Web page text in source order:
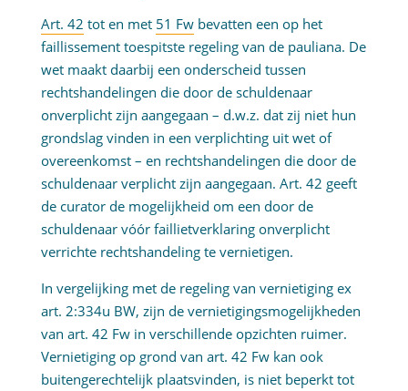
Art. 42 tot en met 51 Fwbevatten een op het
faillissement toespitste regeling van de pauliana. De
wet maakt daarbij een onderscheid tussen
rechtshandelingen die door de schuldenaar
onverplicht zijn aangegaan – d.w.z. dat zij niet hun
grondslag vinden in een verplichting uit wet of
overeenkomst – en rechtshandelingen die door de
schuldenaar verplicht zijn aangegaan. Art. 42 geeft
de curator de mogelijkheid om een door de
schuldenaar vóór faillietverklaring onverplicht
verrichte rechtshandeling te vernietigen.
In vergelijking met de regeling van vernietiging ex
art. 2:334u BW, zijn de vernietigingsmogelijkheden
van art. 42 Fw in verschillende opzichten ruimer.
Vernietiging op grond van art. 42 Fw kan ook
buitengerechtelijk plaatsvinden, is niet beperkt tot